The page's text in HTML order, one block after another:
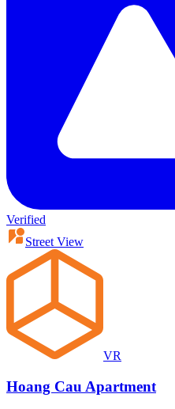
Verified
Street View
VR
Hoang Cau Apartment